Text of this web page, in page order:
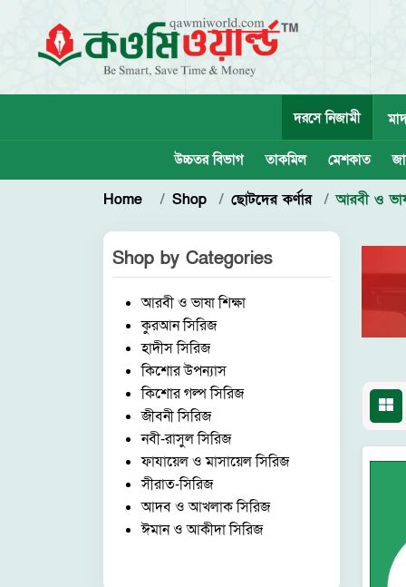
দরসে নিজামী
উচ্চতর বিভাগ তাকমিল মেশকাত
Home Shop ছোটদের কর্ণার আরবী ও
Shop by Categories
আরবী ও ভাষা শিক্ষা
কুরআন সিরিজ
হাদীস সিরিজ
কিশোর উপন্যাস
কিশোর গল্প সিরিজ
জীবনী সিরিজ
নবী-রাসুল সিরিজ
ফাযায়েল ও মাসায়েল সিরিজ
সীরাত-সিরিজ
আদব ও আখলাক সিরিজ
ঈমান ও আকীদা সিরিজ